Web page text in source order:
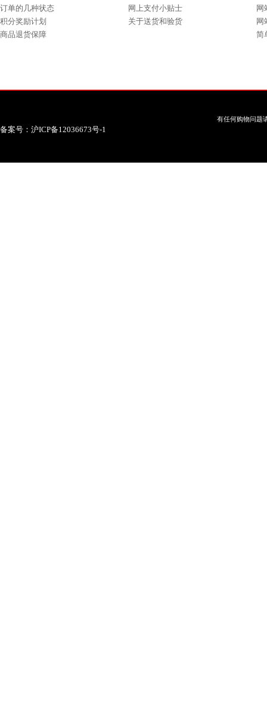
订单的几种状态
积分奖励计划
商品退货保障
网上支付小贴士
关于送货和验货
网
网
简
有任何购物问题
备案号：沪ICP备12036673号-1